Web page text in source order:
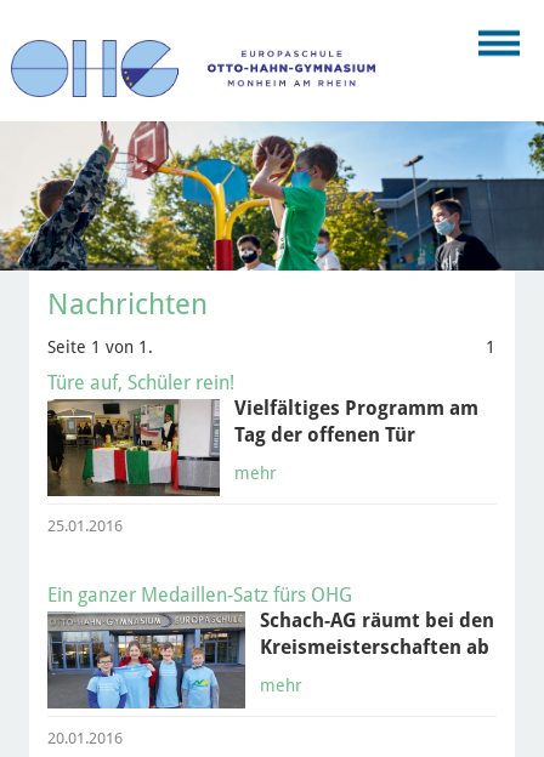
Nachrichten
Seite 1 von 1. 1
Türe auf, Schüler rein!
Vielfältiges Programm am
Tag der offenen Tür
mehr
25.01.2016
Ein ganzer Medaillen-Satz fürs OHG
Schach-AG räumt bei den
Kreismeisterschaften ab
mehr
20.01.2016